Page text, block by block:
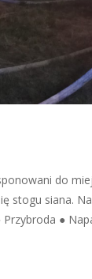
do
stogu siana.
●